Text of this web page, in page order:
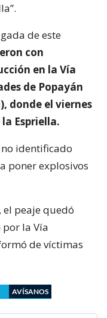
de este
con
en la Vía
de Popayán
donde el viernes
Espriella.
identificado
poner explosivos
peaje quedó
la Vía
de víctimas
AVÍSANOS